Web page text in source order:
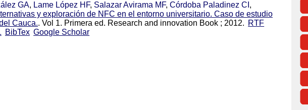
GA, Lame López HF, Salazar Avirama MF, Córdoba Paladinez CI ,
y exploración de NFC en el entorno universitario. Caso de estudio
Cauca.. Vol 1. Primera ed. Research and innovation Book ; 2012. RTF
BibTex Google Scholar